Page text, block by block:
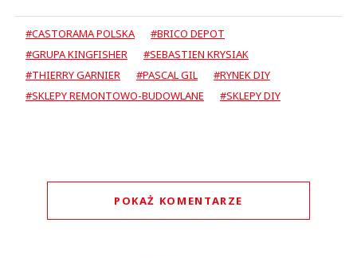
#CASTORAMA POLSKA
#BRICO DEPOT
#GRUPA KINGFISHER
#SEBASTIEN KRYSIAK
#THIERRY GARNIER
#PASCAL GIL
#RYNEK DIY
#SKLEPY REMONTOWO-BUDOWLANE
#SKLEPY DIY
POKAŻ KOMENTARZE